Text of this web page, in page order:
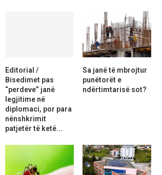
Editorial /
Bisedimet pas
“perdeve” janë
legjitime në
diplomaci, por para
nënshkrimit
patjetër të ketë...
Sa janë të mbrojtur
punëtorët e
ndërtimtarisë sot?